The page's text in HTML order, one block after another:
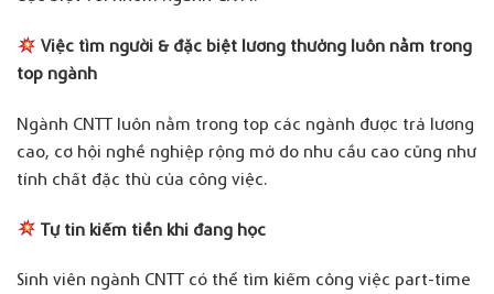
Việc tìm người & đặc biệt lương thưởng luôn nằm trong
top ngành
Ngành CNTT luôn nằm trong top các ngành được trả lương
cao, cơ hội nghề nghiệp rộng mở do nhu cầu cao cũng như
tính chất đặc thù của công việc.
Tự tin kiếm tiền khi đang học
Sinh viên ngành CNTT có thể tìm kiếm công việc part-time